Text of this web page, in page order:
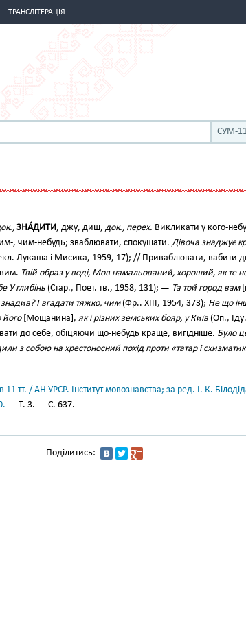
ТРАНСЛІТЕРАЦІЯ
СУМ-
ЗНА́ДИТИ, джу, диш, док., перех. Викликати у кого-
, чим-небудь; зваблювати, спокушати.Дівоча знаджує
Лукаша і Мисика, 1959, 17); // Приваблювати, вабити
Твій образ у воді, Мов намальований, хороший, як те
У глибінь (Стар., Поет. тв., 1958, 131); — Та той город вам
І вгадати тяжко, чим(Фр.. XIII, 1954, 373); Не що
його[Мощанина], як і різних земських бояр, у Київ (Оп.,
до себе, обіцяючи що-небудь краще, вигідніше. Було
з собою на хрестоносний похід проти «татар і
11 тт. / АН УРСР. Інститут мовознавства; за ред. І. К.
— Т. 3. — С. 637.
Поділитись: